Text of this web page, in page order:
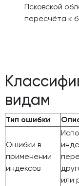
Псковской
пересчёта к
видам
Тип ошибки
Ошибки в
применении
индексов
или